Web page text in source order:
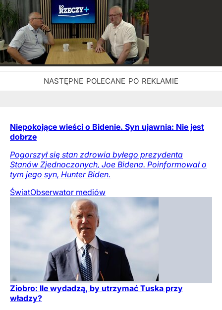
Niepokojące wieści o Bidenie. Syn ujawnia: Nie jest
dobrze
Pogorszył się stan zdrowia byłego prezydenta
Stanów Zjednoczonych, Joe Bidena. Poinformował o
tym jego syn, Hunter Biden.
ŚwiatObserwator mediów
Ziobro: Ile wydadzą, by utrzymać Tuska przy
władzy?